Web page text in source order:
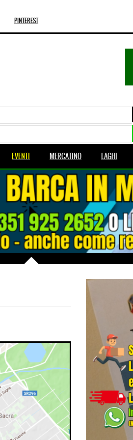
PINTEREST
EVENTI MERCATINO LAGHI